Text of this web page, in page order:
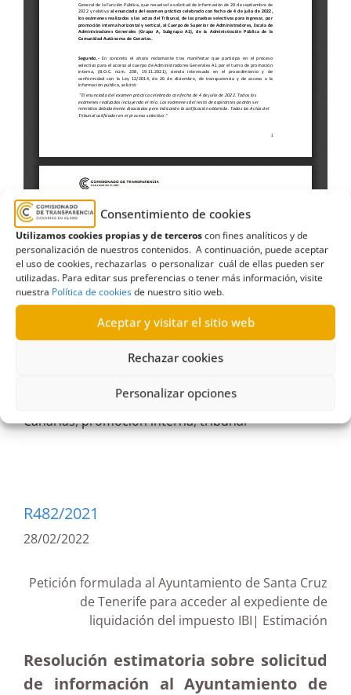
Consentimiento de cookies
Utilizamos cookies propias y de terceroscon fines analíticos y de
personalización de nuestros contenidos. A continuación, puede aceptar
el uso de cookies, rechazarlas o personalizar cuál de ellas pueden ser
utilizadas. Para editar sus preferencias o tener más información, visite
nuestra Política de cookiesde nuestro sitio web.
Aceptar y visitar el sitio web
Rechazar cookies
Personalizar opciones
administradores generales
Estimación,exámenes,Gobierno de
Canarias,promoción interna,tribunal
R482/2021
28/02/2022
Petición formulada al Ayuntamiento de Santa Cruz
de Tenerife para acceder al expediente de
liquidación del impuesto IBI| Estimación
Resolución estimatoria sobre solicitud
de información al Ayuntamiento de